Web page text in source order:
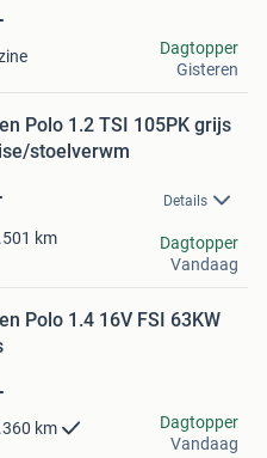
Dagtopper
Gisteren
Polo 1.2 TSI 105PK grijs
stoelverwm
Details
km
Dagtopper
Vandaag
Polo 1.4 16V FSI 63KW
km
Dagtopper
Vandaag